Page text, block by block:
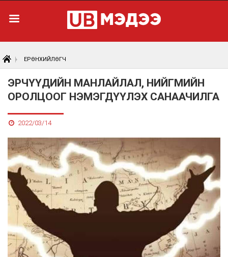
ЕРӨНХИЙЛӨГЧ
ЭРЧҮҮДИЙН МАНЛАЙЛАЛ, НИЙГМИЙН
ОРОЛЦООГ НЭМЭГДҮҮЛЭХ САНААЧИЛГА
2022/03/14